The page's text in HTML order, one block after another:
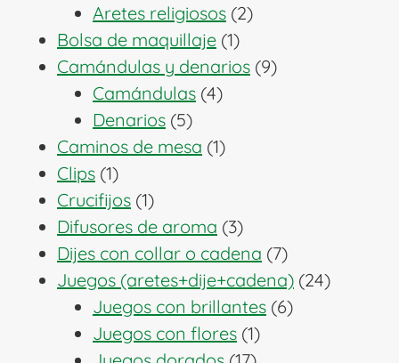
productos
Aretes religiosos 22
Bolsa de maquillaje 11
producto
Camándulas y denarios 99
Camándulas 44
Denarios 55
productos
Caminos de mesa 11
Clips 11
producto
Crucifijos 11
producto
Difusores de aroma 33
productos
Dijes con collar o cadena 77
productos
Juegos (aretes+dije+cadena) 2424
Juegos con brillantes 66
Juegos con flores 11